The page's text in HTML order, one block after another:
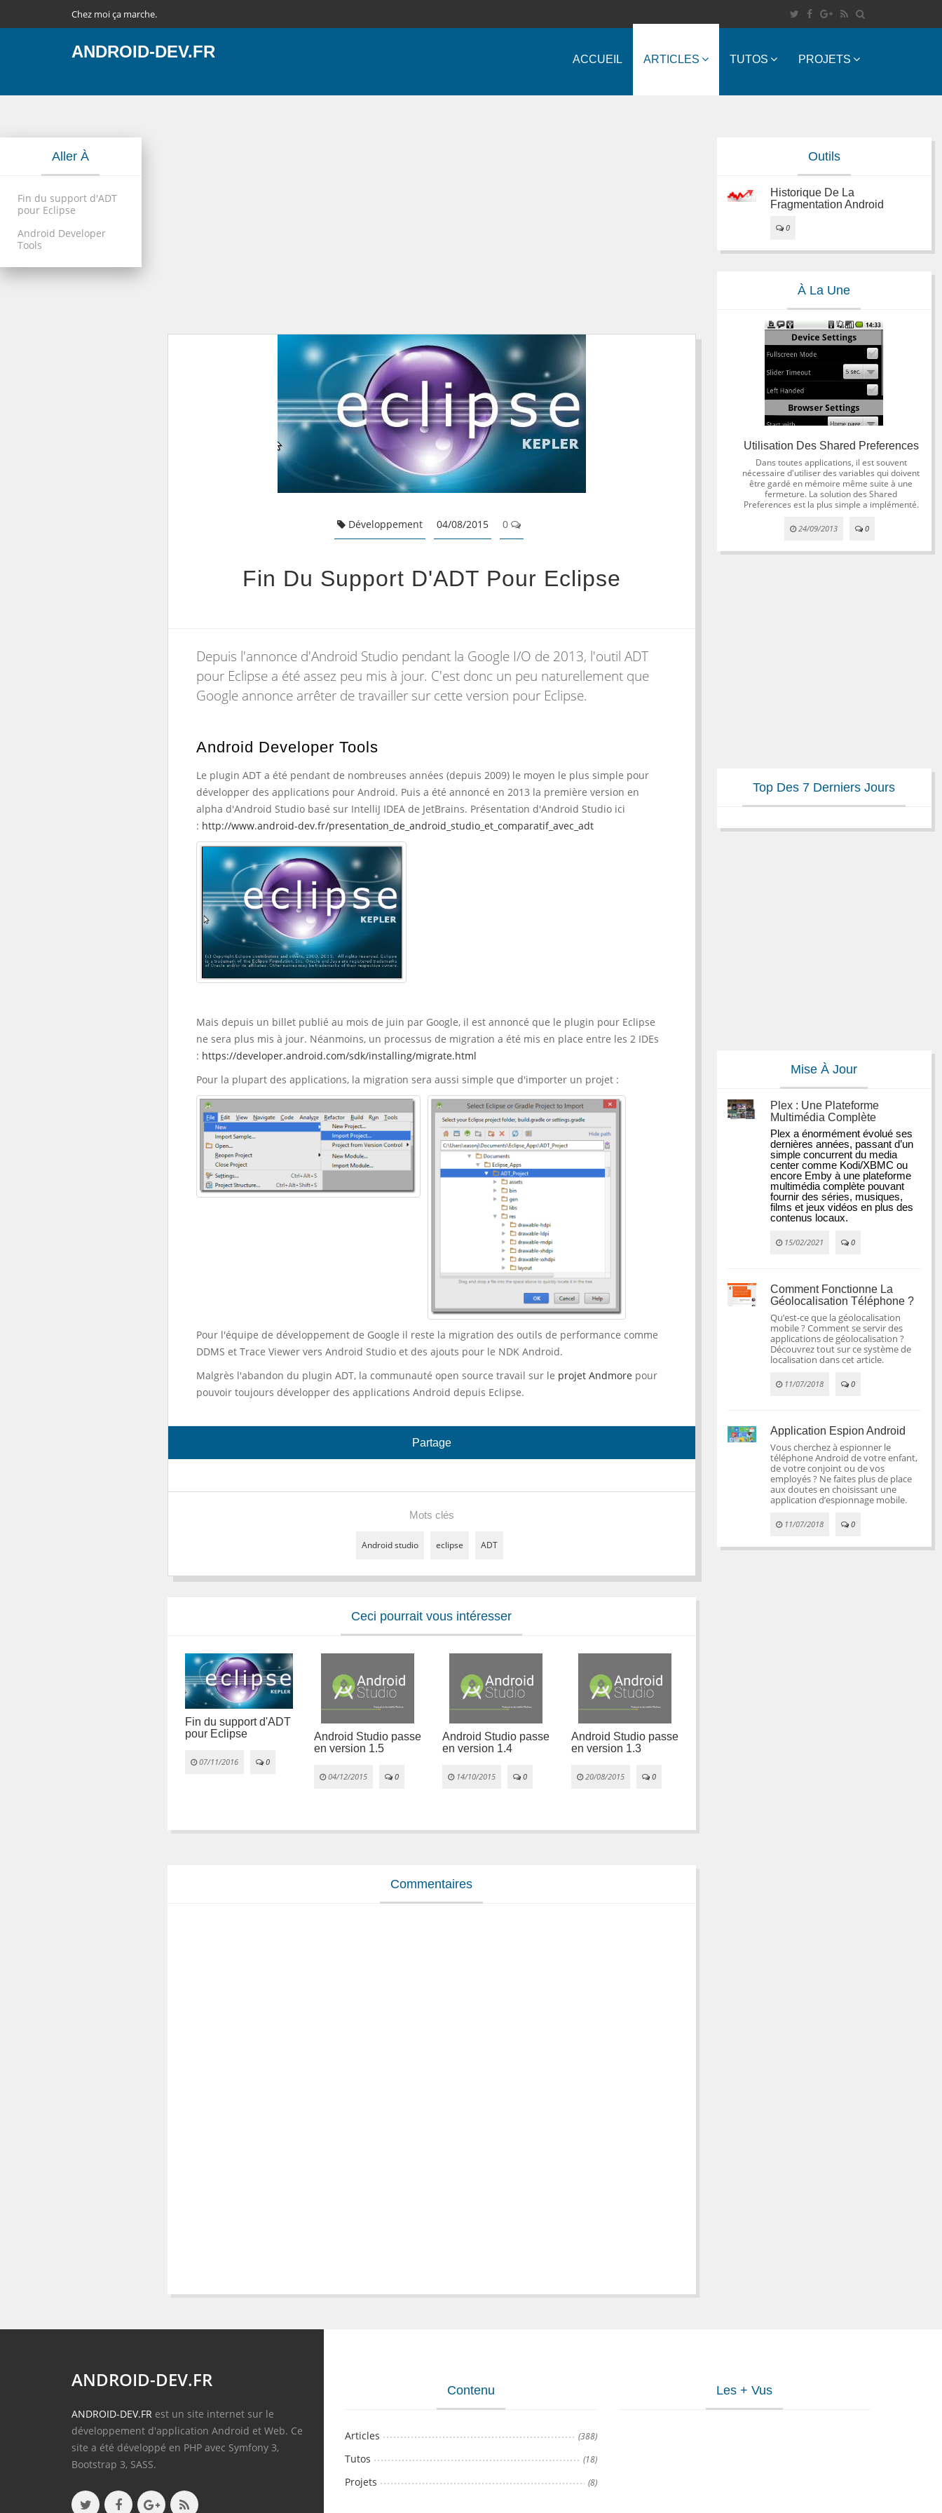
Chez moi ça marche.
ANDROID-DEV.FR ACCUEIL ARTICLES TUTOS PROJETS
Aller À
Fin du support d'ADT
pour Eclipse
Android Developer
Tools
Développement 04/08/2015 0
Fin Du Support D'ADT Pour Eclipse
Depuis l'annonce d'Android Studio pendant la Google I/O de 2013, l'outil ADT
pour Eclipse a été assez peu mis à jour. C'est donc un peu naturellement que
Google annonce arrêter de travailler sur cette version pour Eclipse.
Android Developer Tools
Le plugin ADT a été pendant de nombreuses années (depuis 2009) le moyen le plus simple pour
développer des applications pour Android. Puis a été annoncé en 2013 la première version en
alpha d'Android Studio basé sur IntelliJ IDEA de JetBrains. Présentation d'Android Studio ici
: http://www.android-dev.fr/presentation_de_android_studio_et_comparatif_avec_adt
Mais depuis un billet publié au mois de juin par Google, il est annoncé que le plugin pour Eclipse
ne sera plus mis à jour. Néanmoins, un processus de migration a été mis en place entre les 2 IDEs
: https://developer.android.com/sdk/installing/migrate.html
Pour la plupart des applications, la migration sera aussi simple que d'importer un projet :
Pour l'équipe de développement de Google il reste la migration des outils de performance comme
DDMS et Trace Viewer vers Android Studio et des ajouts pour le NDK Android.
Malgrès l'abandon du plugin ADT, la communauté open source travail sur le projet Andmore pour
pouvoir toujours développer des applications Android depuis Eclipse.
Partage
Mots clés
Android studio eclipse ADT
Ceci pourrait vous intéresser
Fin du support d'ADT
pour Eclipse
07/11/2016 0
Android Studio passe
en version 1.5
04/12/2015 0
Android Studio passe
en version 1.4
14/10/2015 0
Android Studio passe
en version 1.3
20/08/2015 0
Commentaires
Outils
Historique De La
Fragmentation Android
0
À La Une
Utilisation Des Shared Preferences
Dans toutes applications, il est souvent
nécessaire d'utiliser des variables qui doivent
être gardé en mémoire même suite à une
fermeture. La solution des Shared
Preferences est la plus simple a implémenté.
24/09/2013 0
Top Des 7 Derniers Jours
Mise À Jour
Plex : Une Plateforme
Multimédia Complète
Plex a énormément évolué ses
dernières années, passant d’un
simple concurrent du media
center comme Kodi/XBMC ou
encore Emby à une plateforme
multimédia complète pouvant
fournir des séries, musiques,
films et jeux vidéos en plus des
contenus locaux.
15/02/2021 0
Comment Fonctionne La
Géolocalisation Téléphone ?
Qu’est-ce que la géolocalisation
mobile ? Comment se servir des
applications de géolocalisation ?
Découvrez tout sur ce système de
localisation dans cet article.
11/07/2018 0
Application Espion Android
Vous cherchez à espionner le
téléphone Android de votre enfant,
de votre conjoint ou de vos
employés ? Ne faites plus de place
aux doutes en choisissant une
application d’espionnage mobile.
11/07/2018 0
ANDROID-DEV.FR
ANDROID-DEV.FR est un site internet sur le
développement d'application Android et Web. Ce
site a été développé en PHP avec Symfony 3,
Bootstrap 3, SASS.
Contenu
Articles (388)
Tutos (18)
Projets (8)
Les + Vus